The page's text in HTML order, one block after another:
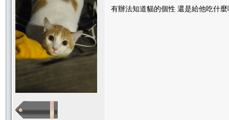
有辦法知道貓的個性 還是給他吃什